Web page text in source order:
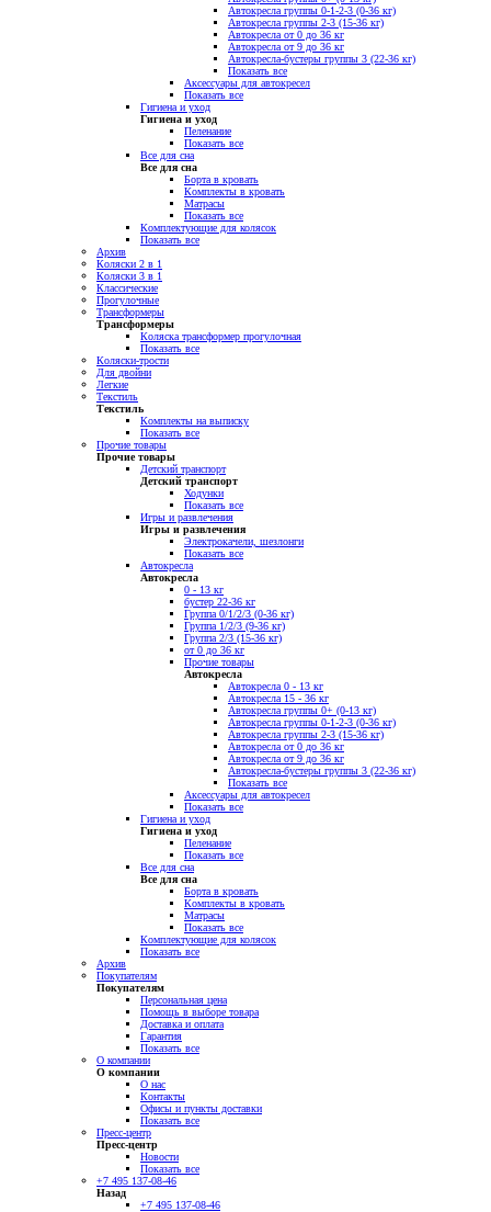
Автокресла группы 0-1-2-3 (0-36 кг)
Автокресла группы 2-3 (15-36 кг)
Автокресла от 0 до 36 кг
Автокресла от 9 до 36 кг
Автокресла-бустеры группы 3 (22-36 кг)
Показать все
Аксессуары для автокресел
Показать все
Гигиена и уход
Гигиена и уход
Пеленание
Показать все
Все для сна
Все для сна
Борта в кровать
Комплекты в кровать
Матрасы
Показать все
Комплектующие для колясок
Показать все
Архив
Коляски 2 в 1
Коляски 3 в 1
Классические
Прогулочные
Трансформеры
Трансформеры
Коляска трансформер прогулочная
Показать все
Коляски-трости
Для двойни
Легкие
Текстиль
Текстиль
Комплекты на выписку
Показать все
Прочие товары
Прочие товары
Детский транспорт
Детский транспорт
Ходунки
Показать все
Игры и развлечения
Игры и развлечения
Электрокачели, шезлонги
Показать все
Автокресла
Автокресла
0 - 13 кг
бустер 22-36 кг
Группа 0/1/2/3 (0-36 кг)
Группа 1/2/3 (9-36 кг)
Группа 2/3 (15-36 кг)
от 0 до 36 кг
Прочие товары
Автокресла
Автокресла 0 - 13 кг
Автокресла 15 - 36 кг
Автокресла группы 0+ (0-13 кг)
Автокресла группы 0-1-2-3 (0-36 кг)
Автокресла группы 2-3 (15-36 кг)
Автокресла от 0 до 36 кг
Автокресла от 9 до 36 кг
Автокресла-бустеры группы 3 (22-36 кг)
Показать все
Аксессуары для автокресел
Показать все
Гигиена и уход
Гигиена и уход
Пеленание
Показать все
Все для сна
Все для сна
Борта в кровать
Комплекты в кровать
Матрасы
Показать все
Комплектующие для колясок
Показать все
Архив
Покупателям
Покупателям
Персональная цена
Помощь в выборе товара
Доставка и оплата
Гарантия
Показать все
О компании
О компании
О нас
Контакты
Офисы и пункты доставки
Показать все
Пресс-центр
Пресс-центр
Новости
Показать все
+7 495 137-08-46
Назад
+7 495 137-08-46